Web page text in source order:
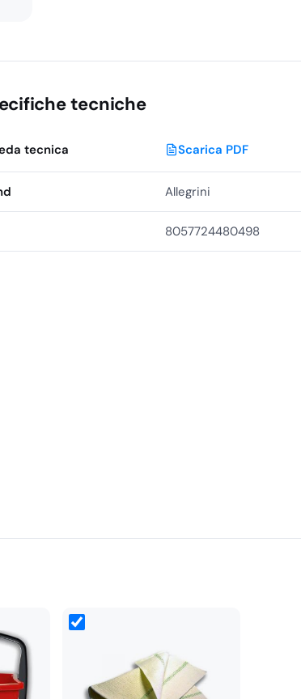
tecniche
tecnica Scarica PDF
Allegrini
8057724480498